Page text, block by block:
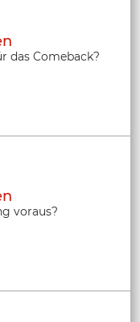
das Comeback?
voraus?